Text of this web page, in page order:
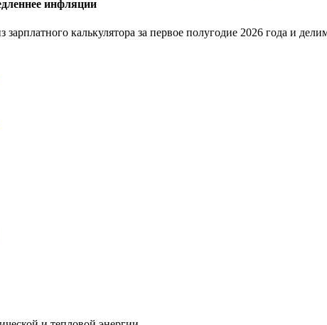
инфляции
калькулятора за первое полугодие 2026 года и